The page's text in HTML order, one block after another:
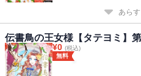
あら
伝書鳥の王女様【タテヨミ】
¥0 (税込)
無料